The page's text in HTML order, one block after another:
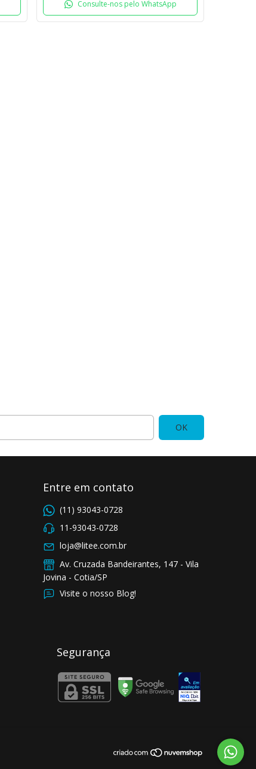
Consulte-nos pelo WhatsApp
Entre em contato
(11) 93043-0728
11-93043-0728
loja@litee.com.br
Av. Cruzada Bandeirantes, 147 - Vila
Jovina - Cotia/SP
Visite o nosso Blog!
Segurança